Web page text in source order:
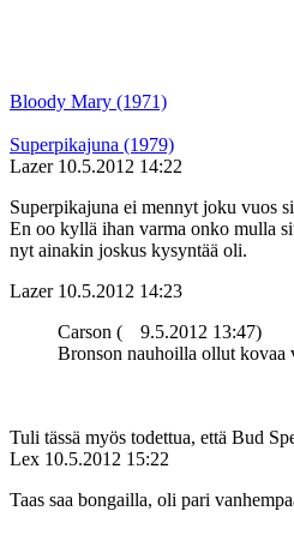
Bloody Mary (1971)
Superpikajuna (1979)
Lazer 10.5.2012 14:22
Superpikajuna ei mennyt joku vuos
En oo kyllä ihan varma onko mulla
nyt ainakin joskus kysyntää oli.
Lazer 10.5.2012 14:23
Carson (
9.5.2012 13:47)
Bronson nauhoilla ollut kovaa
Tuli tässä myös todettua, että Bud
Lex 10.5.2012 15:22
Taas saa bongailla, oli pari